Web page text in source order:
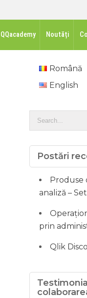
QQacademy Noutăți
Română
English
Postări
Produse
analiză –
prin
Qlik